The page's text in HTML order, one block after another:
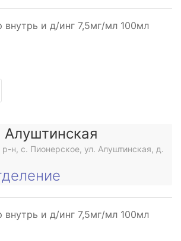
и д/инг 7,5мг/мл 100мл
Алуштинская
н, с. Пионерское, ул. Алуштинская, д.
и д/инг 7,5мг/мл 100мл